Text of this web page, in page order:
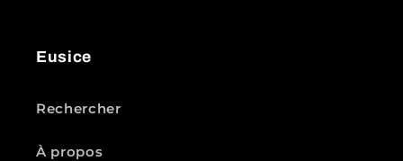
Eusice
Rechercher
À propos